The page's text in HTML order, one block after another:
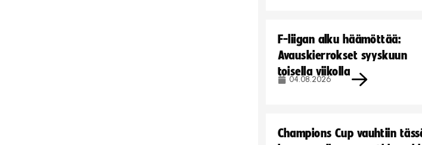
F-liigan alku häämöttää:
Avauskierrokset syyskuun
toisella viikolla
04.08.2026
Champions Cup vauhtiin